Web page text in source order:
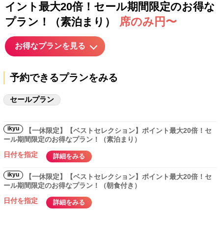
イント最大20倍！セール期間限定のお得な
プラン！（素泊まり）
席のみ円〜
お得なプランを見る
予約できるプランをみる
セールプラン
ikyu
【一休限定】【ベストセレクション】ポイント最大20倍！セ
ール期間限定のお得なプラン！（素泊まり）
日付を指定
詳細をみる
ikyu
【一休限定】【ベストセレクション】ポイント最大20倍！セ
ール期間限定のお得なプラン！（朝食付き）
日付を指定
詳細をみる